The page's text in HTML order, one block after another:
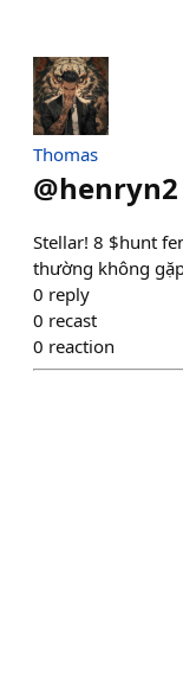
Thomas
@henryn2
Stellar! 8 $hunt
thường không
0 reply
0 recast
0 reaction